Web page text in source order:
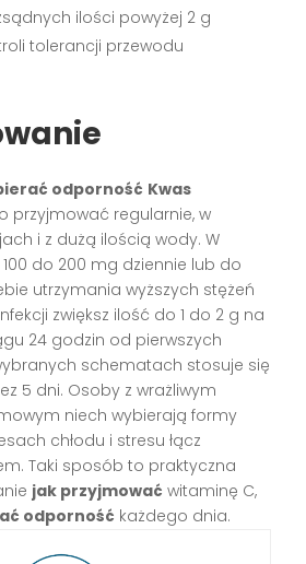
ilości powyżej 2 g
tolerancji przewodu
odporność Kwas
przyjmować regularnie, w
i z dużą ilością wody. W
do 200 mg dziennie lub do
utrzymania wyższych stężeń
zwiększ ilość do 1 do 2 g na
24 godzin od pierwszych
schematach stosuje się
5 dni. Osoby z wrażliwym
niech wybierają formy
chłodu i stresu łącz
Taki sposób to praktyczna
jak przyjmować witaminę C,
odporność każdego dnia.